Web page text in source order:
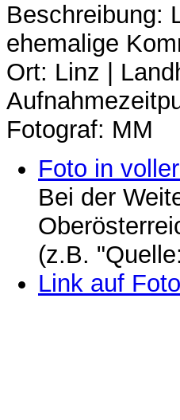
Beschreibung:
ehemalige
Ort: Linz |
Fotograf: MM
Foto in
Bei der
(z.B.
Link auf